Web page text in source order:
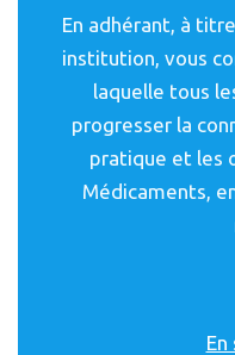
En adhérant, à
institution, vous
laquelle tous
progresser la
pratique et les
Médicaments,
En